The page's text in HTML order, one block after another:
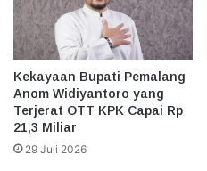
Kekayaan Bupati Pemalang
Anom Widiyantoro yang
Terjerat OTT KPK Capai Rp
21,3 Miliar
29 Juli 2026